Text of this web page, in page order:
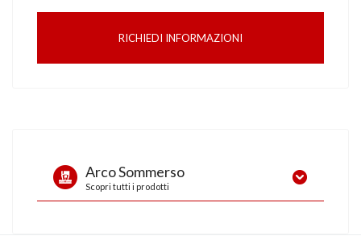
RICHIEDI INFORMAZIONI
Arco Sommerso
Scopri tutti i prodotti